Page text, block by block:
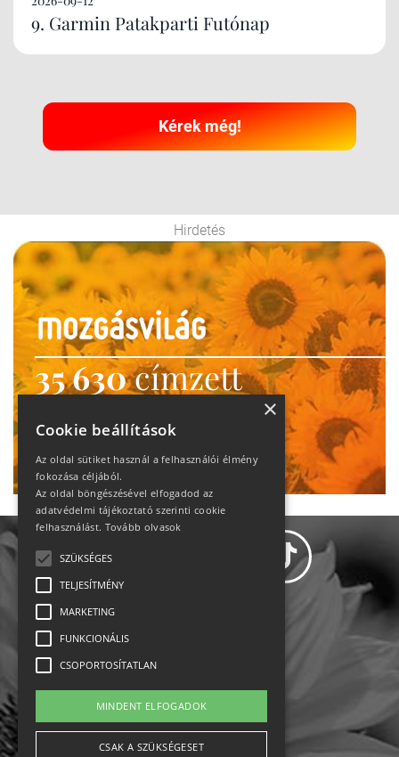
9. Garmin Patakparti Futónap
Kérek még!
Hirdetés
35 630címzett
heti motiváció
Ne maradj le!
Állásajánlatok
Impresszum-kapcsolat
Jogi nyilatkozat
×
Cookie beállítások
Az oldal sütiket használ a felhasználói élmény
fokozása céljából.
Az oldal böngészésével elfogadod az
adatvédelmi tájékoztató szerinti cookie
felhasználást. Tovább olvasok
SZÜKSÉGES
TELJESÍTMÉNY
MARKETING
FUNKCIONÁLIS
CSOPORTOSÍTATLAN
MINDENT ELFOGADOK
CSAK A SZÜKSÉGESET